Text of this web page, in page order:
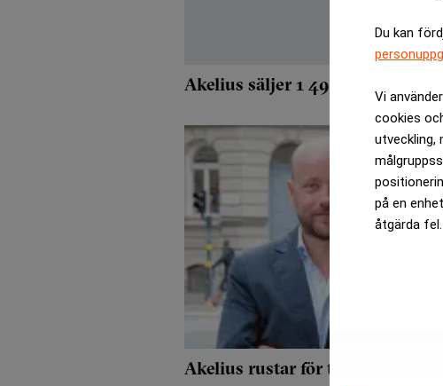
Du kan
Vi
cookies
utveckling,
på en
åtgärda fel.
Akelius säljer 1 492 lägenheter i
Akelius rustar för tuffare tider